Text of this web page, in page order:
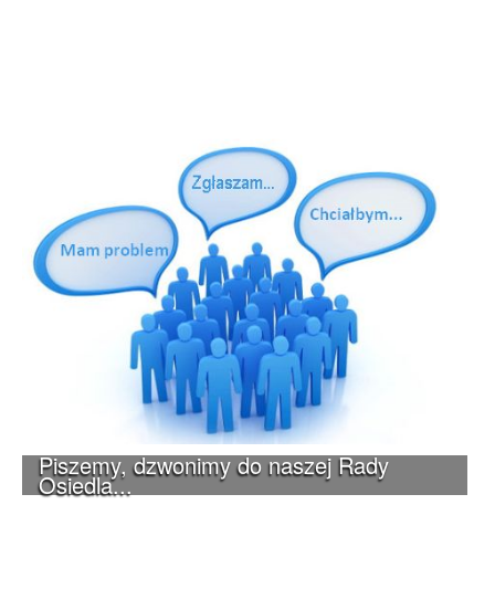
Piszemy, dzwonimy do naszej Rady
Osiedla...